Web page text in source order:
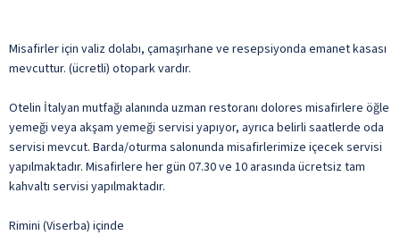
Misafirler için valiz dolabı, çamaşırhane ve resepsiyonda emanet kasası
mevcuttur. (ücretli) otopark vardır.
Otelin İtalyan mutfağı alanında uzman restoranı dolores misafirlere öğle
yemeği veya akşam yemeği servisi yapıyor, ayrıca belirli saatlerde oda
servisi mevcut. Barda/oturma salonunda misafirlerimize içecek servisi
yapılmaktadır. Misafirlere her gün 07.30 ve 10 arasında ücretsiz tam
kahvaltı servisi yapılmaktadır.
Rimini (Viserba) içinde